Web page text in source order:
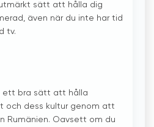
sätt att hålla dig
även när du inte har tid
tv.
ett bra sätt att hålla
och dess kultur genom att
Rumänien. Oavsett om du